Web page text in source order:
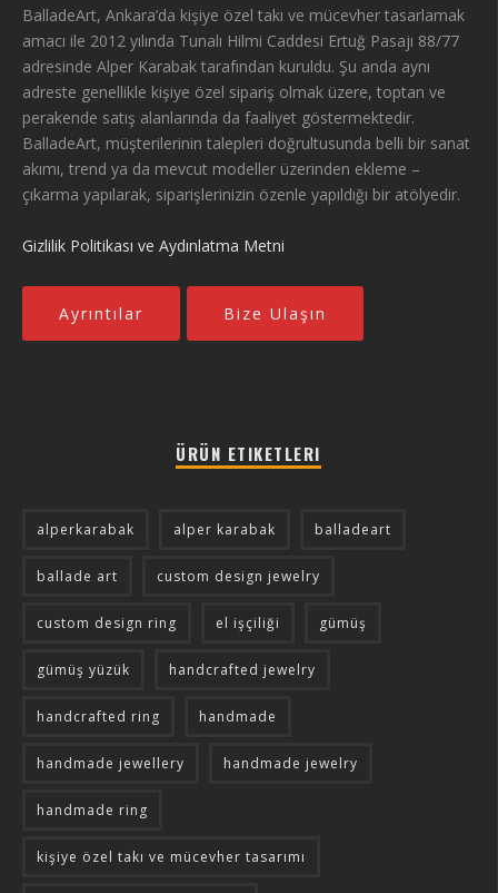
BalladeArt, Ankara’da kişiye özel takı ve mücevher tasarlamak
amacı ile 2012 yılında Tunalı Hilmi Caddesi Ertuğ Pasajı 88/77
adresinde Alper Karabak tarafından kuruldu. Şu anda aynı
adreste genellikle kişiye özel sipariş olmak üzere, toptan ve
perakende satış alanlarında da faaliyet göstermektedir.
BalladeArt, müşterilerinin talepleri doğrultusunda belli bir sanat
akımı, trend ya da mevcut modeller üzerinden ekleme –
çıkarma yapılarak, siparişlerinizin özenle yapıldığı bir atölyedir.
Gizlilik Politikası ve Aydınlatma Metni
Ayrıntılar Bize Ulaşın
ÜRÜN ETIKETLERI
alperkarabak alper karabak balladeart
ballade art custom design jewelry
custom design ring el işçiliği gümüş
gümüş yüzük handcrafted jewelry
handcrafted ring handmade
handmade jewellery handmade jewelry
handmade ring
kişiye özel takı ve mücevher tasarımı